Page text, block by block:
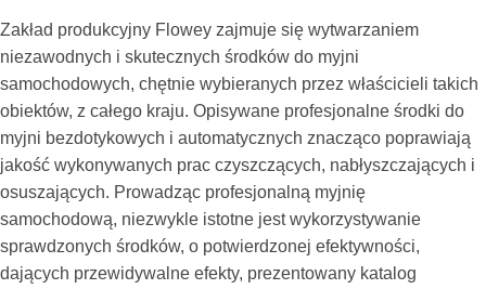
Zakład produkcyjny Flowey zajmuje się wytwarzaniem
niezawodnych i skutecznych środków do myjni
samochodowych, chętnie wybieranych przez właścicieli takich
obiektów, z całego kraju. Opisywane profesjonalne środki do
myjni bezdotykowych i automatycznych znacząco poprawiają
jakość wykonywanych prac czyszczących, nabłyszczających i
osuszających. Prowadząc profesjonalną myjnię
samochodową, niezwykle istotne jest wykorzystywanie
sprawdzonych środków, o potwierdzonej efektywności,
dających przewidywalne efekty, prezentowany katalog